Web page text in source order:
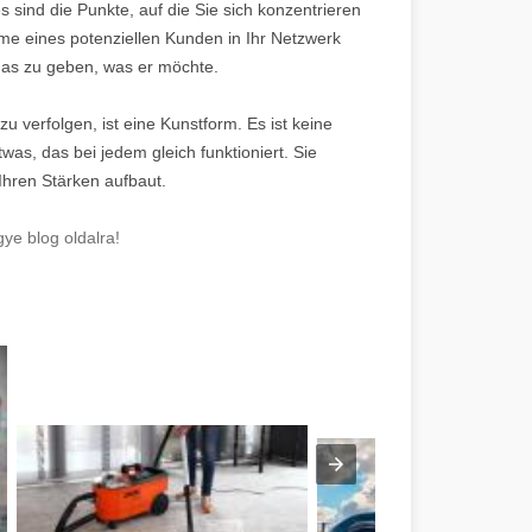
sind die Punkte, auf die Sie sich konzentrieren
eines potenziellen Kunden in Ihr Netzwerk
zu geben, was er möchte.
verfolgen, ist eine Kunstform. Es ist keine
das bei jedem gleich funktioniert. Sie
Stärken aufbaut.
blog oldalra!